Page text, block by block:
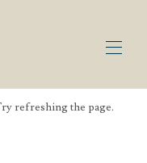
refreshing the page.